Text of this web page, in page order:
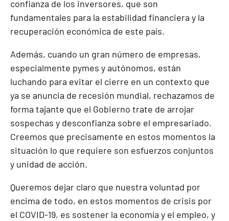
confianza de los inversores, que son
fundamentales para la estabilidad financiera y la
recuperación económica de este país.
Además, cuando un gran número de empresas,
especialmente pymes y autónomos, están
luchando para evitar el cierre en un contexto que
ya se anuncia de recesión mundial, rechazamos de
forma tajante que el Gobierno trate de arrojar
sospechas y desconfianza sobre el empresariado.
Creemos que precisamente en estos momentos la
situación lo que requiere son esfuerzos conjuntos
y unidad de acción.
Queremos dejar claro que nuestra voluntad por
encima de todo, en estos momentos de crisis por
el COVID-19, es sostener la economía y el empleo, y